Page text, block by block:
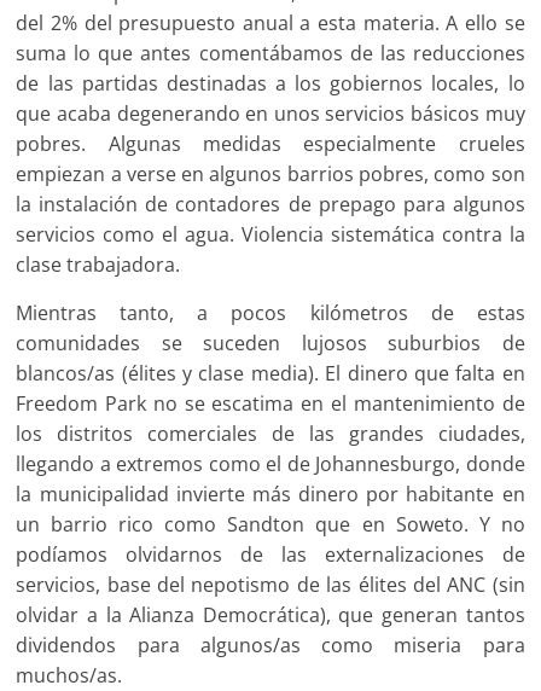
del 2% del presupuesto anual a esta materia. A ello se
suma lo que antes comentábamos de las reducciones
de las partidas destinadas a los gobiernos locales, lo
que acaba degenerando en unos servicios básicos muy
pobres. Algunas medidas especialmente crueles
empiezan a verse en algunos barrios pobres, como son
la instalación de contadores de prepago para algunos
servicios como el agua. Violencia sistemática contra la
clase trabajadora.
Mientras tanto, a pocos kilómetros de estas
comunidades se suceden lujosos suburbios de
blancos/as (élites y clase media). El dinero que falta en
Freedom Park no se escatima en el mantenimiento de
los distritos comerciales de las grandes ciudades,
llegando a extremos como el de Johannesburgo, donde
la municipalidad invierte más dinero por habitante en
un barrio rico como Sandton que en Soweto. Y no
podíamos olvidarnos de las externalizaciones de
servicios, base del nepotismo de las élites del ANC (sin
olvidar a la Alianza Democrática), que generan tantos
dividendos para algunos/as como miseria para
muchos/as.